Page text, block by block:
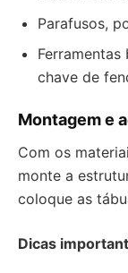
Parafusos,
chave de
Montagem e
Com os
monte a
coloque as
Dicas